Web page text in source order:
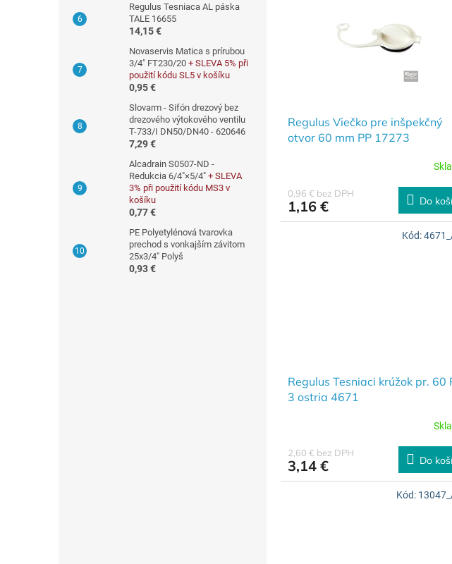
Regulus Tesniaca AL páska
TALE 16655
14,15 €
Novaservis Matica s prírubou
3/4" FT230/20 + SLEVA 5% při
použití kódu SL5 v košíku
0,95 €
Slovarm - Sifón drezový bez
drezového výtokového ventilu
T-733/I DN50/DN40 - 620646
7,29 €
Alcadrain S0507-ND -
Redukcia 6/4"×5/4" + SLEVA
3% při použití kódu MS3 v
košíku
0,77 €
PE Polyetylénová tvarovka
prechod s vonkajším závitom
25x3/4" Polyš
0,93 €
Regulus Viečko pre inšpekčný
otvor 60 mm PP 17273
0,96 € bez DPH
1,16 € Do
Regulus Tesniaci krúžok pr. 60
3 ostria 4671
2,60 € bez DPH
3,14 € Do
Kód:
Kód: